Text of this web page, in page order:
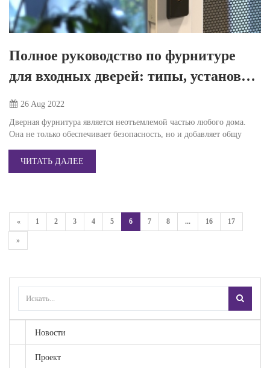
Полное руководство по фурнитуре
для входных дверей: типы, установка
и уход
26 Aug 2022
Дверная фурнитура является неотъемлемой частью любого дома.
Она не только обеспечивает безопасность, но и добавляет общу
ЧИТАТЬ ДАЛЕЕ
« 1 2 3 4 5 6 7 8 ... 16 17
»
Новости
Проект